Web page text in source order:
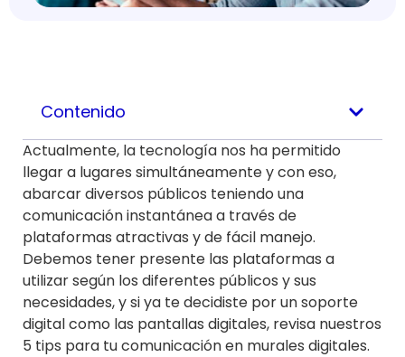
Contenido
Actualmente, la tecnología nos ha permitido
llegar a lugares simultáneamente y con eso,
abarcar diversos públicos teniendo una
comunicación instantánea a través de
plataformas atractivas y de fácil manejo.
Debemos tener presente las plataformas a
utilizar según los diferentes públicos y sus
necesidades, y si ya te decidiste por un soporte
digital como las pantallas digitales, revisa nuestros
5 tips para tu comunicación en murales digitales.